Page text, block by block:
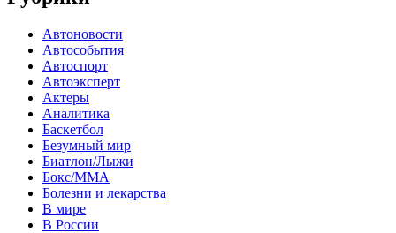
Автоновости
Автособытия
Автоспорт
Автоэксперт
Актеры
Аналитика
Баскетбол
Безумный мир
Биатлон/Лыжи
Бокс/MMA
Болезни и лекарства
В мире
В России